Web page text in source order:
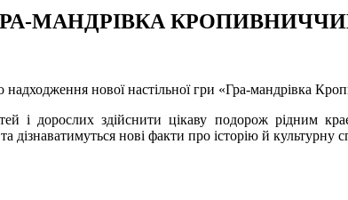
МАНДРІВКА
надходження нової настільної гри «Гра-мандрівка
і дорослих здійснити цікаву подорож рідним
нові факти про історію й культурну